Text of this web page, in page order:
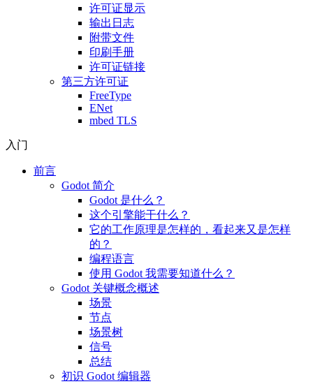
许可证显示
输出日志
附带文件
印刷手册
许可证链接
第三方许可证
FreeType
ENet
mbed TLS
入门
前言
Godot 简介
Godot 是什么？
这个引擎能干什么？
它的工作原理是怎样的，看起来又是怎样
的？
编程语言
使用 Godot 我需要知道什么？
Godot 关键概念概述
场景
节点
场景树
信号
总结
初识 Godot 编辑器